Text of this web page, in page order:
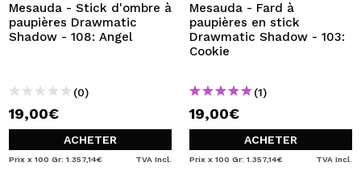
Mesauda - Stick d'ombre à
paupières Drawmatic
Shadow - 108: Angel
(0)
19,00€
ACHETER
Prix x 100 Gr: 1.357,14€ TVA Incl.
Mesauda - Fard à
paupières en stick
Drawmatic Shadow - 103:
Cookie
(1)
19,00€
ACHETER
Prix x 100 Gr: 1.357,14€ TVA Incl.